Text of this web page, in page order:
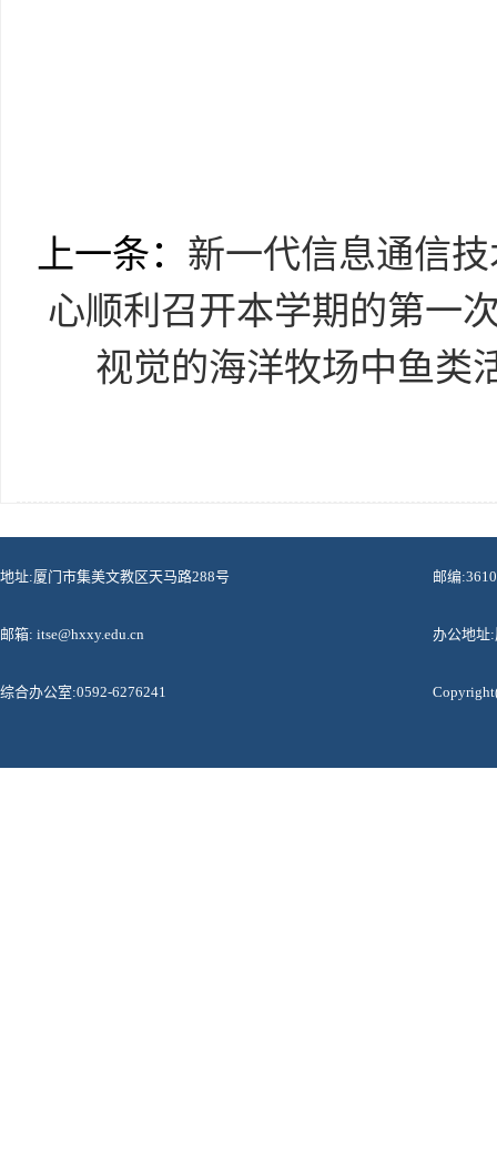
上一条： 新一代信息通信
心顺利召开本学期的第一
视觉的海洋牧场中鱼类
地址:厦门市集美文教区天马路288号 邮编
邮箱: itse@hxxy.edu.cn 办公地址
综合办公室:0592-6276241